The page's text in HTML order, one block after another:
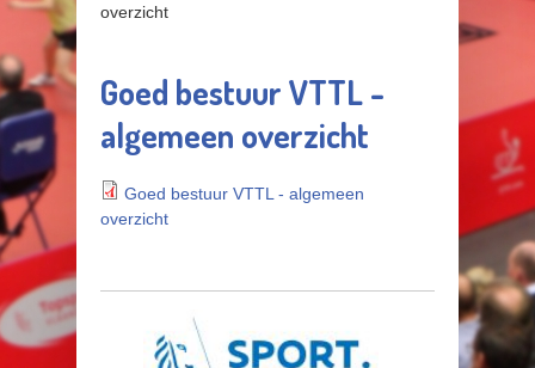
overzicht
Goed bestuur VTTL -
algemeen overzicht
Goed bestuur VTTL - algemeen
overzicht